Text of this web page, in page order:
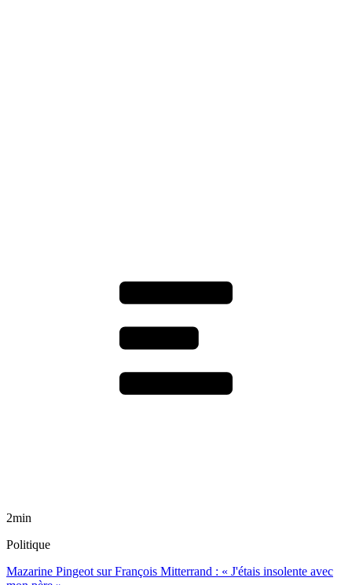
2min
Politique
Mazarine Pingeot sur François Mitterrand : « J'étais insolente avec